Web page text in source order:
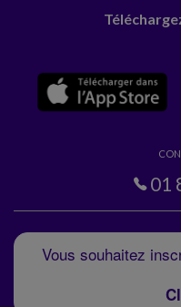
01
Vous souhaitez